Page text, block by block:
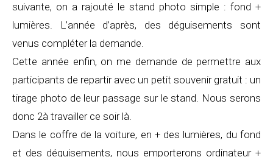
suivante, on a rajouté le stand photo simple : fond +
lumières. L’année d’après, des déguisements sont
venus compléter la demande.
Cette année enfin, on me demande de permettre aux
participants de repartir avec un petit souvenir gratuit : un
tirage photo de leur passage sur le stand. Nous serons
donc 2à travailler ce soir là.
Dans le coffre de la voiture, en + des lumières, du fond
et des déguisements, nous emporterons ordinateur +